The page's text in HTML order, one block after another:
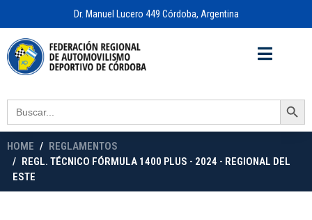
Dr. Manuel Lucero 449 Córdoba, Argentina
Search
for:
Search Button
HOME
REGLAMENTOS
REGL. TÉCNICO FÓRMULA 1400 PLUS - 2024 - REGIONAL DEL
ESTE